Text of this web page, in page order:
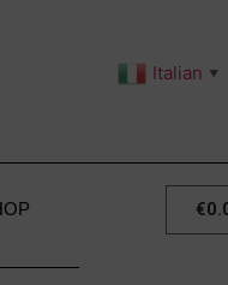
Italian ▼
€